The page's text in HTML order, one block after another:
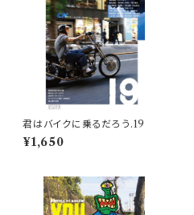
君はバイクに乗るだろう.19
¥1,650